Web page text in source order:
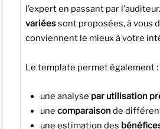
l’expert en passant par
variéessont proposées, à vous
conviennent le mieux à votre
Le template permet également :
une analyse par utilisation
unecomparaisonde
une estimation des